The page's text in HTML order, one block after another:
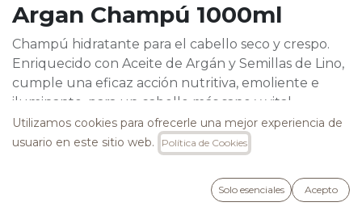
Argan Champú 1000ml
Champú hidratante para el cabello seco y crespo.
Enriquecido con Aceite de Argán y Semillas de Lino,
cumple una eficaz acción nutritiva, emoliente e
iluminante, para un cabello más sano y vital.
Deterge eficazmente aportando tono, suavidad y
brillo extraordinarios.
Utilizamos cookies para ofrecerle una mejor experiencia de
usuario en este sitio web.
Política de Cookies
Solo esenciales Acepto